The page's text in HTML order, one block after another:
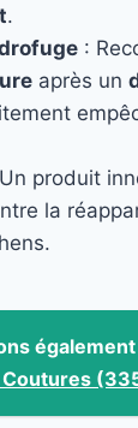
.
:
après un
produit
la
également